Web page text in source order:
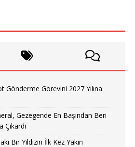
Gönderme Görevini 2027 Yılına
Gezegende En Başından Beri
Bir Yıldızın İlk Kez Yakın